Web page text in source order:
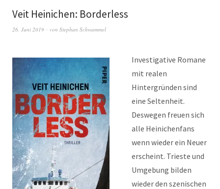
Veit Heinichen: Borderless
26. Juni 2019 von Stephan Schwammel
Investigative Romane
mit realen
Hintergründen sind
eine Seltenheit.
Deswegen freuen sich
alle Heinichenfans
wenn wieder ein Neuer
erscheint. Trieste und
Umgebung bilden
wieder den szenischen